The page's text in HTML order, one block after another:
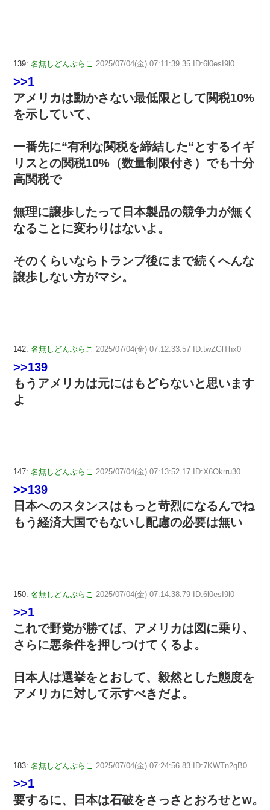
139: 名無しどんぶらこ 2025/07/04(金) 07:11:39.35 ID:6l0esI9l0
>>1
アメリカは動かさない最低限として関税10%
を示していて、
一番先に“有利な関税を締結した“とするイギ
リスとの関税10%（数量制限付き）でも十分
高関税で
無理に譲歩したって日本製品の競争力が無く
なることに変わりはないよ。
そのくらいならトランプ後にまで続くへんな
譲歩しない方がマシ。
142: 名無しどんぶらこ 2025/07/04(金) 07:12:33.57 ID:twZGlThx0
>>139
もうアメリカは元にはもどらないと思います
よ
147: 名無しどんぶらこ 2025/07/04(金) 07:13:52.17 ID:X6Okrru30
>>139
日本へのスタンスはもっと苛烈になるんでね
もう経済大国でもないし配慮の必要は無い
150: 名無しどんぶらこ 2025/07/04(金) 07:14:38.79 ID:6l0esI9l0
>>1
これで野党が勝てば、アメリカは図に乗り、
さらに悪条件を押しつけてくるよ。
日本人は選挙をとおして、毅然とした態度を
アメリカに対して示すべきだよ。
183: 名無しどんぶらこ 2025/07/04(金) 07:24:56.83 ID:7KWTn2qB0
>>1
要するに、日本は石破をさっさとおろせとw。